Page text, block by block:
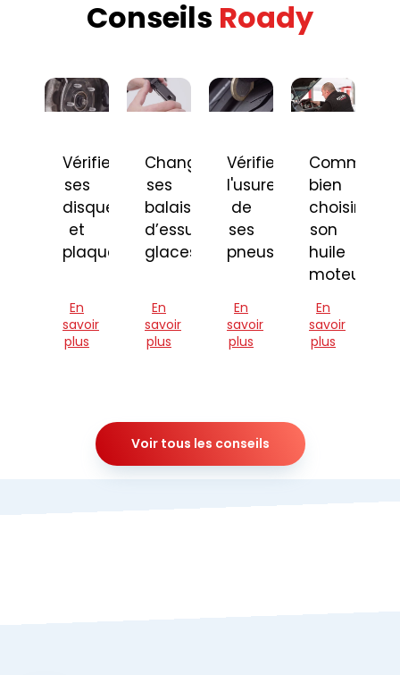
Conseils Roady
Vérifier
ses
disques
et
plaquettes
En
savoir
plus
Changer
ses
balais
d’essuie-
glaces
En
savoir
plus
Vérifier
l'usure
de
ses
pneus
En
savoir
plus
Comment
bien
choisir
son
huile
moteur
En
savoir
plus
Voir tous les conseils